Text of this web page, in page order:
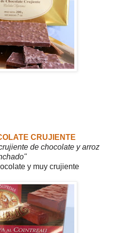
CRUJIENTE
de chocolate y arroz
y muy crujiente